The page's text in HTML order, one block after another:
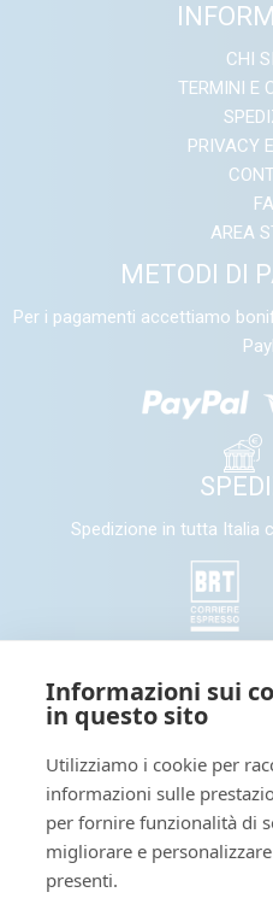
Informazioni sui
in questo sito
Utilizziamo i cookie per
informazioni sulle
per fornire funzionalità di
migliorare e
presenti.
CHI
TERMINI E
PRIVACY
AREA
METODI DI
Per i pagamenti accettiamo
Spedizione in tutta Italia
Seguici e condividi con
Tieniti